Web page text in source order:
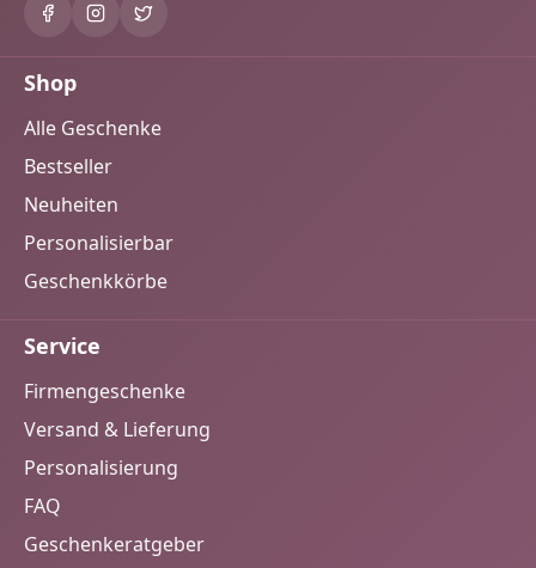
Shop
Alle Geschenke
Bestseller
Neuheiten
Personalisierbar
Geschenkkörbe
Service
Firmengeschenke
Versand & Lieferung
Personalisierung
FAQ
Geschenkeratgeber